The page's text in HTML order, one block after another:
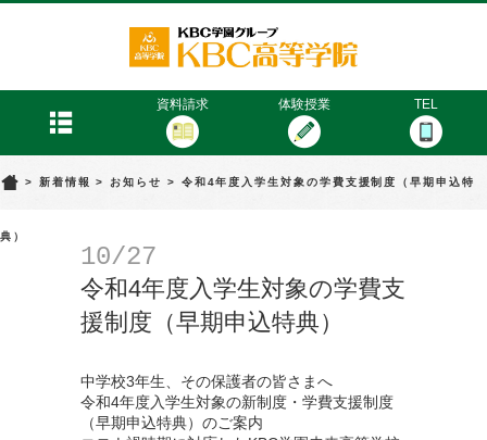
資料請求 体験授業 TEL
> 新着情報 > お知らせ > 令和4年度入学生対象の学費支援制度（早期申込特
典）
10/27
令和4年度入学生対象の学費支
援制度（早期申込特典）
中学校3年生、その保護者の皆さまへ
令和4年度入学生対象の新制度・学費支援制度
（早期申込特典）のご案内